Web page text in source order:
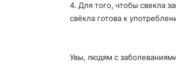
4. Для того, чтобы свекла
свёкла готова к
Увы, людям с